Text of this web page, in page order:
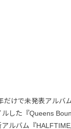
だけで未発表アルバ
ルした『Queens
アルバム『